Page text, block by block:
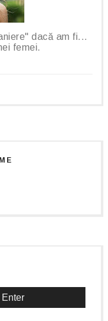
dacă am fi...
femei.